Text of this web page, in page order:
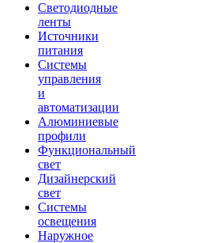
Светодиодные
ленты
Источники
питания
Системы
управления
и
автоматизации
Алюминиевые
профили
Функциональный
свет
Дизайнерский
свет
Системы
освещения
Наружное